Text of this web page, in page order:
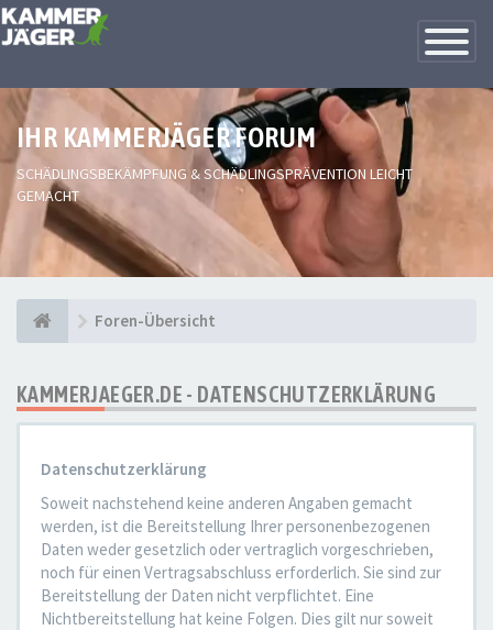
Toggle
IHR KAMMERJÄGER FORUM
SCHÄDLINGSBEKÄMPFUNG & SCHÄDLINGSPRÄVENTION LEICHT
GEMACHT
Foren-Übersicht
KAMMERJAEGER.DE - DATENSCHUTZERKLÄRUNG
Datenschutzerklärung
Soweit nachstehend keine anderen Angaben gemacht
werden, ist die Bereitstellung Ihrer personenbezogenen
Daten weder gesetzlich oder vertraglich vorgeschrieben,
noch für einen Vertragsabschluss erforderlich. Sie sind zur
Bereitstellung der Daten nicht verpflichtet. Eine
Nichtbereitstellung hat keine Folgen. Dies gilt nur soweit